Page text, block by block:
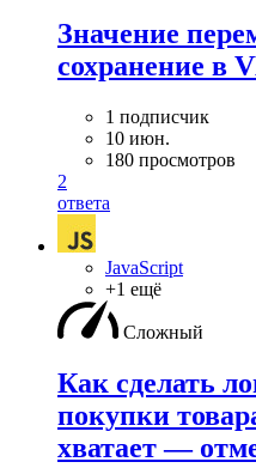
Значение
сохранение в
1 подписчик
10 июн.
180 просмотров
2
ответа
JavaScript
+1 ещё
Сложный
Как сделать
покупки
хватает —